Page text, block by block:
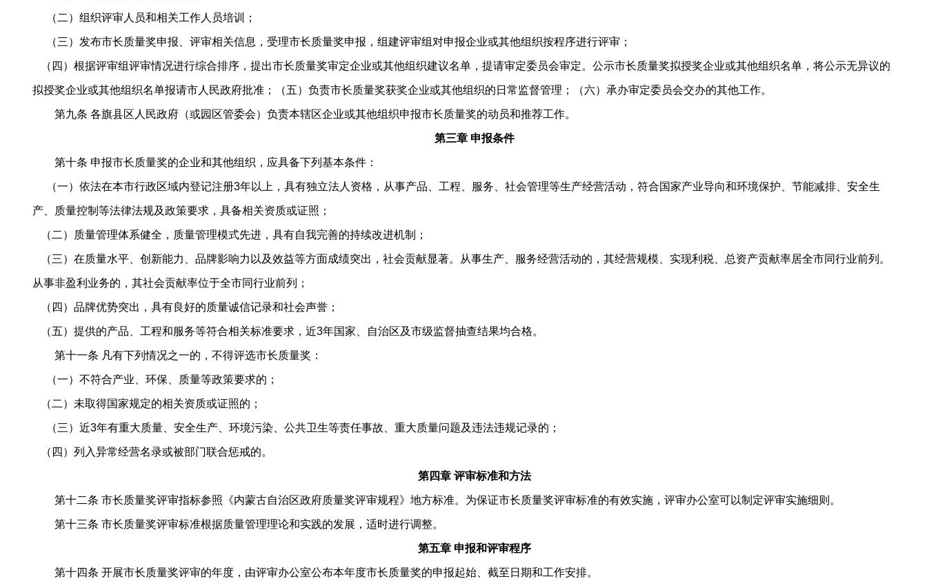
（二）组织评审人员和相关工作人员培训；
（三）发布市长质量奖申报、评审相关信息，受理市长质量奖申报，组建评审组对申报企业或其他组织按程序进行评审；
（四）根据评审组评审情况进行综合排序，提出市长质量奖审定企业或其他组织建议名单，提请审定委员会审定。公示市长质量奖拟授奖企业或其他组织名单，将公示无异议的
拟授奖企业或其他组织名单报请市人民政府批准；（五）负责市长质量奖获奖企业或其他组织的日常监督管理；（六）承办审定委员会交办的其他工作。
第九条 各旗县区人民政府（或园区管委会）负责本辖区企业或其他组织申报市长质量奖的动员和推荐工作。
第三章 申报条件
第十条 申报市长质量奖的企业和其他组织，应具备下列基本条件：
（一）依法在本市行政区域内登记注册3年以上，具有独立法人资格，从事产品、工程、服务、社会管理等生产经营活动，符合国家产业导向和环境保护、节能减排、安全生
产、质量控制等法律法规及政策要求，具备相关资质或证照；
（二）质量管理体系健全，质量管理模式先进，具有自我完善的持续改进机制；
（三）在质量水平、创新能力、品牌影响力以及效益等方面成绩突出，社会贡献显著。从事生产、服务经营活动的，其经营规模、实现利税、总资产贡献率居全市同行业前列。
从事非盈利业务的，其社会贡献率位于全市同行业前列；
（四）品牌优势突出，具有良好的质量诚信记录和社会声誉；
（五）提供的产品、工程和服务等符合相关标准要求，近3年国家、自治区及市级监督抽查结果均合格。
第十一条 凡有下列情况之一的，不得评选市长质量奖：
（一）不符合产业、环保、质量等政策要求的；
（二）未取得国家规定的相关资质或证照的；
（三）近3年有重大质量、安全生产、环境污染、公共卫生等责任事故、重大质量问题及违法违规记录的；
（四）列入异常经营名录或被部门联合惩戒的。
第四章 评审标准和方法
第十二条 市长质量奖评审指标参照《内蒙古自治区政府质量奖评审规程》地方标准。为保证市长质量奖评审标准的有效实施，评审办公室可以制定评审实施细则。
第十三条 市长质量奖评审标准根据质量管理理论和实践的发展，适时进行调整。
第五章 申报和评审程序
第十四条 开展市长质量奖评审的年度，由评审办公室公布本年度市长质量奖的申报起始、截至日期和工作安排。